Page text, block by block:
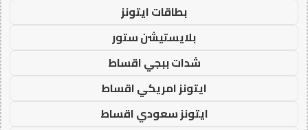
بطاقات ايتونز
بلايستيشن ستور
شدات ببجي اقساط
ايتونز امريكي اقساط
ايتونز سعودي اقساط